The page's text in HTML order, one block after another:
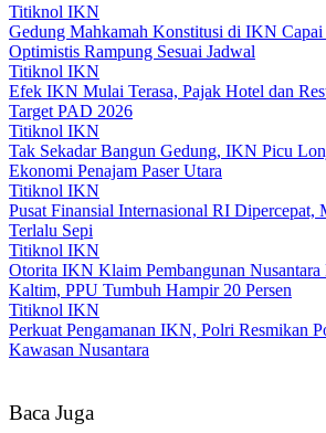
Titiknol IKN
Gedung Mahkamah Konstitusi di IKN
Optimistis Rampung Sesuai Jadwal
Titiknol IKN
Efek IKN Mulai Terasa, Pajak Hotel dan
Target PAD 2026‎
Titiknol IKN
Tak Sekadar Bangun Gedung, IKN Picu
Ekonomi Penajam Paser Utara
Titiknol IKN
Pusat Finansial Internasional RI Dipercepat,
Terlalu Sepi
Titiknol IKN
Otorita IKN Klaim Pembangunan
Kaltim, PPU Tumbuh Hampir 20 Persen
Titiknol IKN
Perkuat Pengamanan IKN, Polri Resmikan
Kawasan Nusantara
Baca Juga